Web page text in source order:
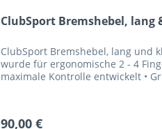
ClubSport Bremshebel, lang
ClubSport Bremshebel, lang und
wurde für ergonomische 2 - 4
maximale Kontrolle entwickelt •
90,00 €